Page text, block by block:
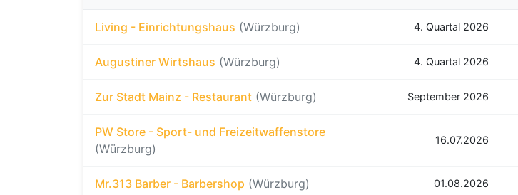
Living - Einrichtungshaus (Würzburg) 4. Quartal 2026
Augustiner Wirtshaus (Würzburg) 4. Quartal 2026
Zur Stadt Mainz - Restaurant (Würzburg) September 2026
PW Store - Sport- und Freizeitwaffenstore
(Würzburg)
16.07.2026
Mr.313 Barber - Barbershop (Würzburg) 01.08.2026